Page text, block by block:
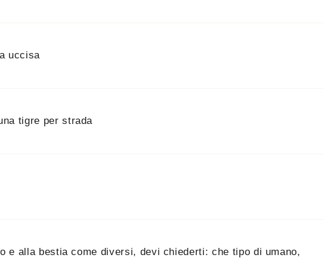
uccisa
tigre per strada
e alla bestia come diversi, devi chiederti: che tipo di umano,